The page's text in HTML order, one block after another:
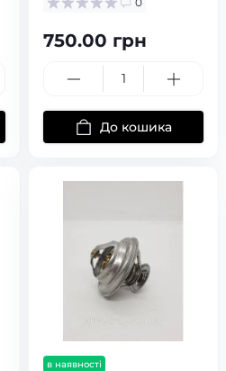
750.00 грн
До кошика
в наявності